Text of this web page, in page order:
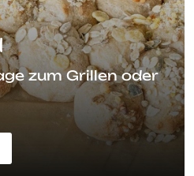
zum Grillen oder